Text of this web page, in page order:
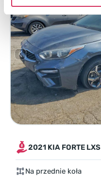
2021 KIA FORTE LXS
Na przednie koła